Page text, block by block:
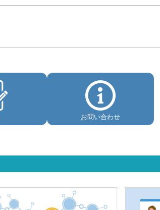
お問い合わせ